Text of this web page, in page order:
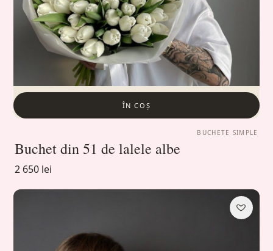
ÎN COȘ
BUCHETE SIMPLE
Buchet din 51 de lalele albe
2 650 lei